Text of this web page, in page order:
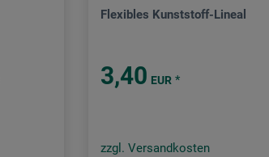
Flexibles Kunststoff-Lineal
3,40 EUR *
zzgl. Versandkosten